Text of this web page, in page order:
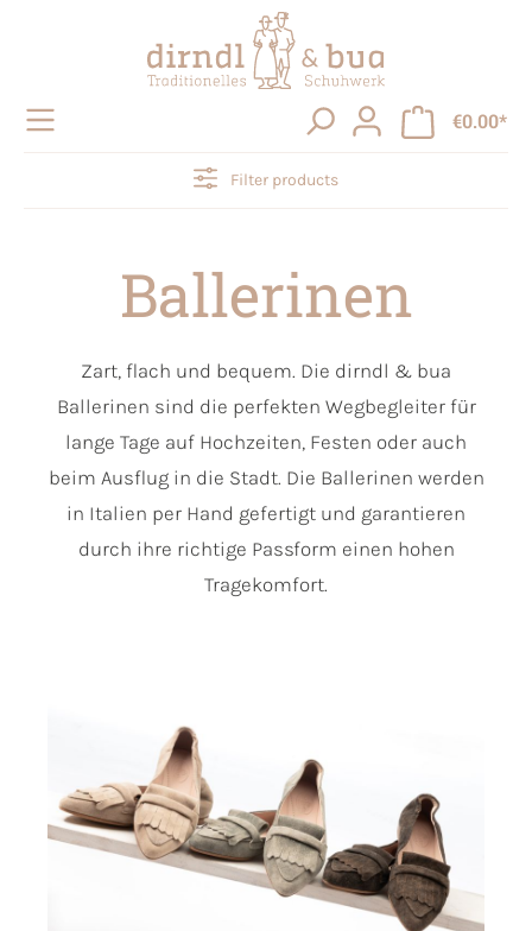
€0.00*
Filter products
Ballerinen
Zart, flach und bequem. Die dirndl & bua
Ballerinen sind die perfekten Wegbegleiter für
lange Tage auf Hochzeiten, Festen oder auch
beim Ausflug in die Stadt. Die Ballerinen werden
in Italien per Hand gefertigt und garantieren
durch ihre richtige Passform einen hohen
Tragekomfort.